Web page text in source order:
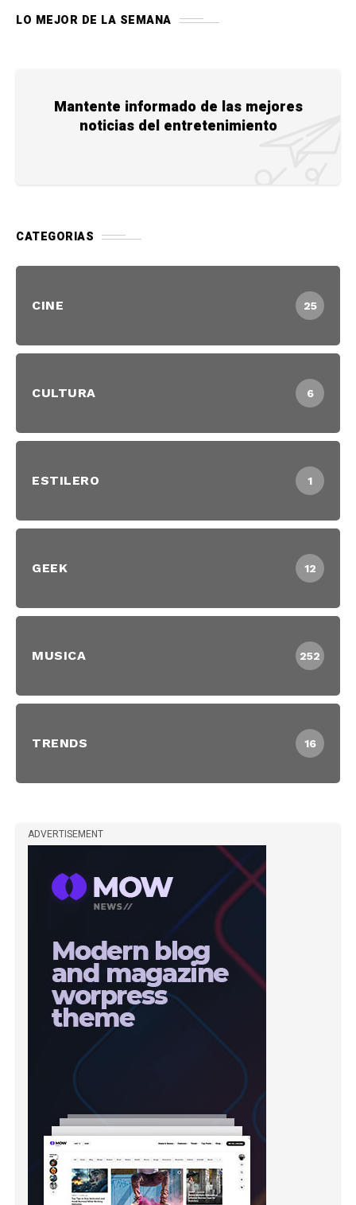
LO MEJOR DE LA SEMANA
Mantente informado de las mejores
noticias del entretenimiento
CATEGORIAS
CINE 25
CULTURA 6
ESTILERO 1
GEEK 12
MUSICA 252
TRENDS 16
ADVERTISEMENT